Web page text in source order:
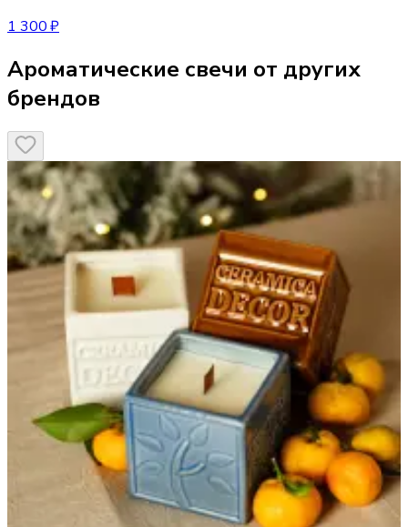
1 300 ₽
Ароматические свечи от других
брендов